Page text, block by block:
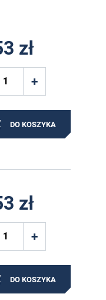
zł
DO KOSZYKA
zł
DO KOSZYKA